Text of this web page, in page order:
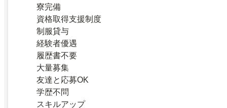
寮完備
資格取得支援制度
制服貸与
経験者優遇
履歴書不要
大量募集
友達と応募OK
学歴不問
スキルアップ